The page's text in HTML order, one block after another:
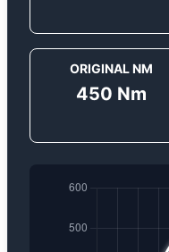
ORIGINAL NM
450 Nm